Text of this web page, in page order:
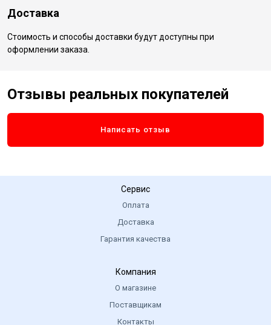
Доставка
Стоимость и способы доставки будут доступны при
оформлении заказа.
Отзывы реальных покупателей
Написать отзыв
Сервис
Оплата
Доставка
Гарантия качества
Компания
О магазине
Поставщикам
Контакты